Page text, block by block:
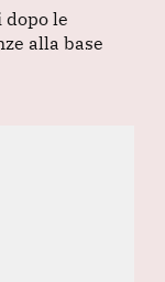
le
alla base